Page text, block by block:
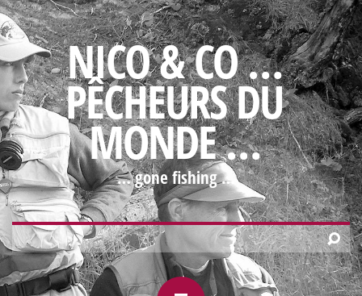
NICO & CO …
PÊCHEURS DU
MONDE …
… gone fishing …